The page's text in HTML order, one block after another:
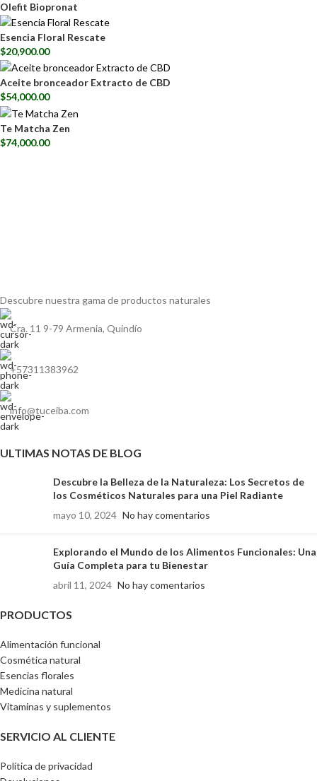
Olefit Biopronat
Esencia Floral Rescate
$20,900.00
Aceite bronceador Extracto de CBD
$54,000.00
Te Matcha Zen
$74,000.00
Descubre nuestra gama deproductos naturales
Cra. 11 9-79 Armenia, Quindío
+57311383962
info@tuceiba.com
ULTIMAS NOTAS DE BLOG
Descubre la Belleza de la Naturaleza: Los Secretos de
los Cosméticos Naturales para una Piel Radiante
mayo 10, 2024 No hay comentarios
Explorando el Mundo de los Alimentos Funcionales: Una
Guía Completa para tu Bienestar
abril 11, 2024 No hay comentarios
PRODUCTOS
Alimentación funcional
Cosmética natural
Esencias florales
Medicina natural
Vitaminas y suplementos
SERVICIO AL CLIENTE
Política de privacidad